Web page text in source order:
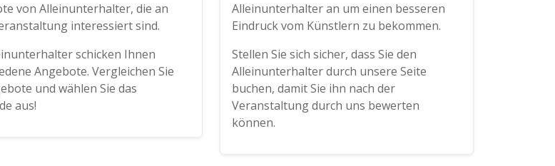
von Alleinunterhalter, die an
interessiert sind.
schicken Ihnen
Angebote. Vergleichen Sie
und wählen Sie das
aus!
Alleinunterhalter an um einen besseren
Eindruck vom Künstlern zu bekommen.
Stellen Sie sich sicher, dass Sie den
Alleinunterhalter durch unsere Seite
buchen, damit Sie ihn nach der
Veranstaltung durch uns bewerten
können.